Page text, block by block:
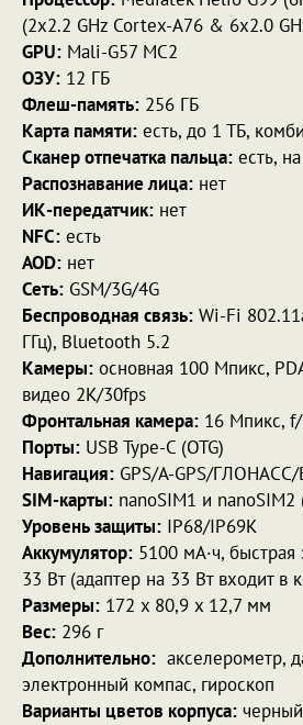
(2x2.2 GHz Cortex-A76 & 6x2.0
GPU: Mali-G57 MC2
ОЗУ: 12 ГБ
Флеш-память: 256 ГБ
Карта памяти: есть, до 1 ТБ,
Сканер отпечатка пальца: есть,
Распознавание лица: нет
ИК-передатчик: нет
NFC: есть
AOD: нет
Сеть: GSM/3G/4G
Беспроводная связь: Wi-Fi
ГГц), Bluetooth 5.2
Камеры: основная 100 Мпикс,
видео 2К/30fps
Фронтальная камера: 16 Мпикс,
Порты: USB Type-C (OTG)
Навигация: GPS/A-GPS/ГЛОНАСС/
SIM-карты: nanoSIM1 и
Уровень защиты: IP68/IP69K
Аккумулятор: 5100 мА·ч,
33 Вт (адаптер на 33 Вт входит в
Размеры: 172 x 80,9 x 12,7 мм
Вес: 296 г
Дополнительно: акселерометр,
электронный компас, гироскоп
Варианты цветов корпуса: черный